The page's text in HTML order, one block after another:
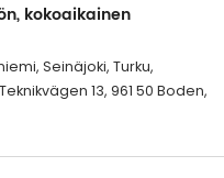
kokoaikainen
Seinäjoki, Turku,
13, 961 50 Boden,